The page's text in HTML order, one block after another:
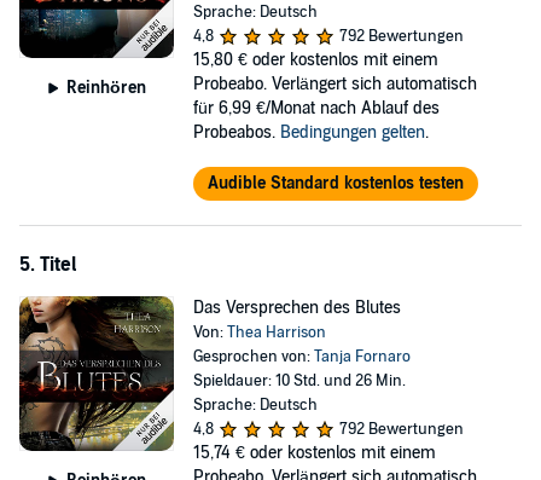
Reinhören
Sprache: Deutsch
4,8
792 Bewertungen
15,80 € oder kostenlos mit einem
Probeabo. Verlängert sich automatisch
für 6,99 €/Monat nach Ablauf des
Probeabos. Bedingungen gelten.
Audible Standard kostenlos testen
5. Titel
Das Versprechen des Blutes
Von:Thea Harrison
Gesprochen von:Tanja Fornaro
Spieldauer: 10 Std. und 26 Min.
Sprache: Deutsch
4,8
792 Bewertungen
15,74 € oder kostenlos mit einem